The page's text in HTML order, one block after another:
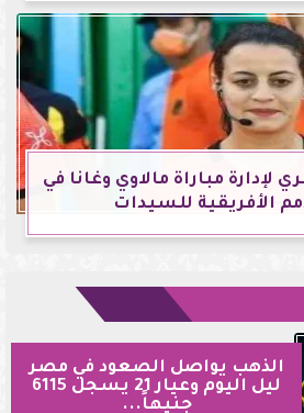
مباراة مالاوي وغانا في
الأفريقية للسيدات
الذهب يواصل الصعود في مصر
ليل اليوم وعيار 21 يسجل 6115
جنيهاً...